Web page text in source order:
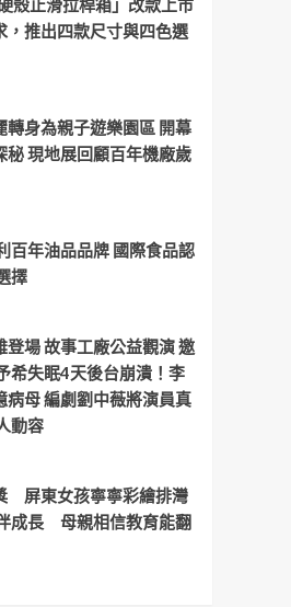
殼止滑拉桿箱」改款上市
，推出四款尺寸與四色選
轉身為親子遊樂園區 開幕
秘 現地展回顧百年機廠歲
百年油品品牌 國際食品認
擇
登場 故事工廠公益觀演 邀
希失眠4天後台崩潰！李
病母 編劇劉中薇將演員真
動容
屏東女孩寧寧彩繪排灣
成長 母親相信教育能翻